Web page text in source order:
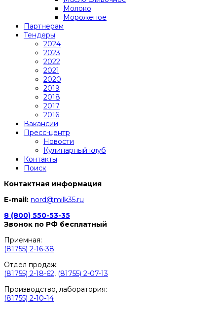
Молоко
Мороженое
Партнерам
Тендеры
2024
2023
2022
2021
2020
2019
2018
2017
2016
Вакансии
Пресс-центр
Новости
Кулинарный клуб
Контакты
Поиск
Контактная информация
E-mail: nord@milk35.ru
8 (800) 550-53-35
Звонок по РФ бесплатный
Приемная:
(81755) 2-16-38
Отдел продаж:
(81755) 2-18-62, (81755) 2-07-13
Производство, лаборатория:
(81755) 2-10-14